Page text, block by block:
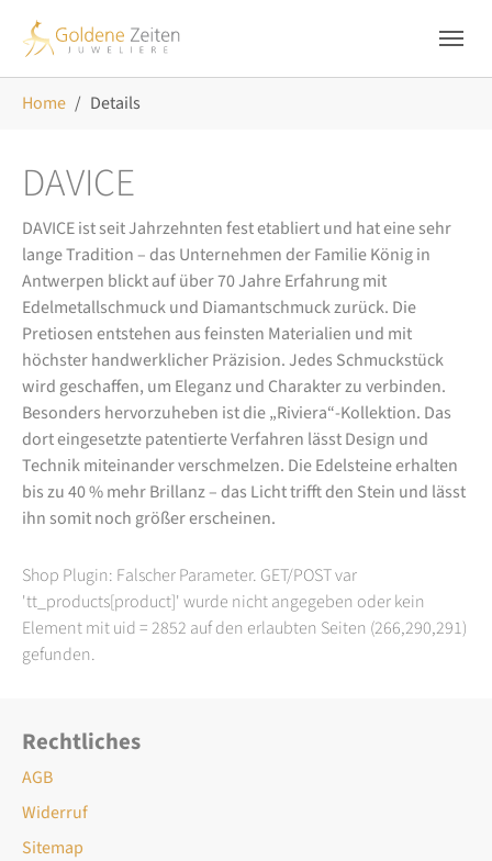
Home Details
DAVICE
DAVICE ist seit Jahrzehnten fest etabliert und hat eine sehr
lange Tradition – das Unternehmen der Familie König in
Antwerpen blickt auf über 70 Jahre Erfahrung mit
Edelmetallschmuck und Diamantschmuck zurück. Die
Pretiosen entstehen aus feinsten Materialien und mit
höchster handwerklicher Präzision. Jedes Schmuckstück
wird geschaffen, um Eleganz und Charakter zu verbinden.
Besonders hervorzuheben ist die „Riviera“-Kollektion. Das
dort eingesetzte patentierte Verfahren lässt Design und
Technik miteinander verschmelzen. Die Edelsteine erhalten
bis zu 40 % mehr Brillanz – das Licht trifft den Stein und lässt
ihn somit noch größer erscheinen.
Shop Plugin: Falscher Parameter. GET/POST var
'tt_products[product]' wurde nicht angegeben oder kein
Element mit uid = 2852 auf den erlaubten Seiten (266,290,291)
gefunden.
Rechtliches
AGB
Widerruf
Sitemap